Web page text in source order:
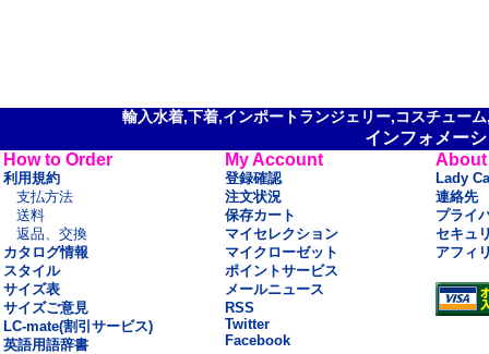
輸入水着,下着,インポートランジェリー,コスチュー
インフォメー
How to Order
利用規約
支払方法
送料
返品、交換
カタログ情報
スタイル
サイズ表
サイズご意見
LC-mate(割引サービス)
英語用語辞書
My Account
登録確認
注文状況
保存カート
マイセレクション
マイクローゼット
ポイントサービス
メールニュース
RSS
Twitter
Facebook
About
Lady
連絡先
プライ
セキュ
アフィ